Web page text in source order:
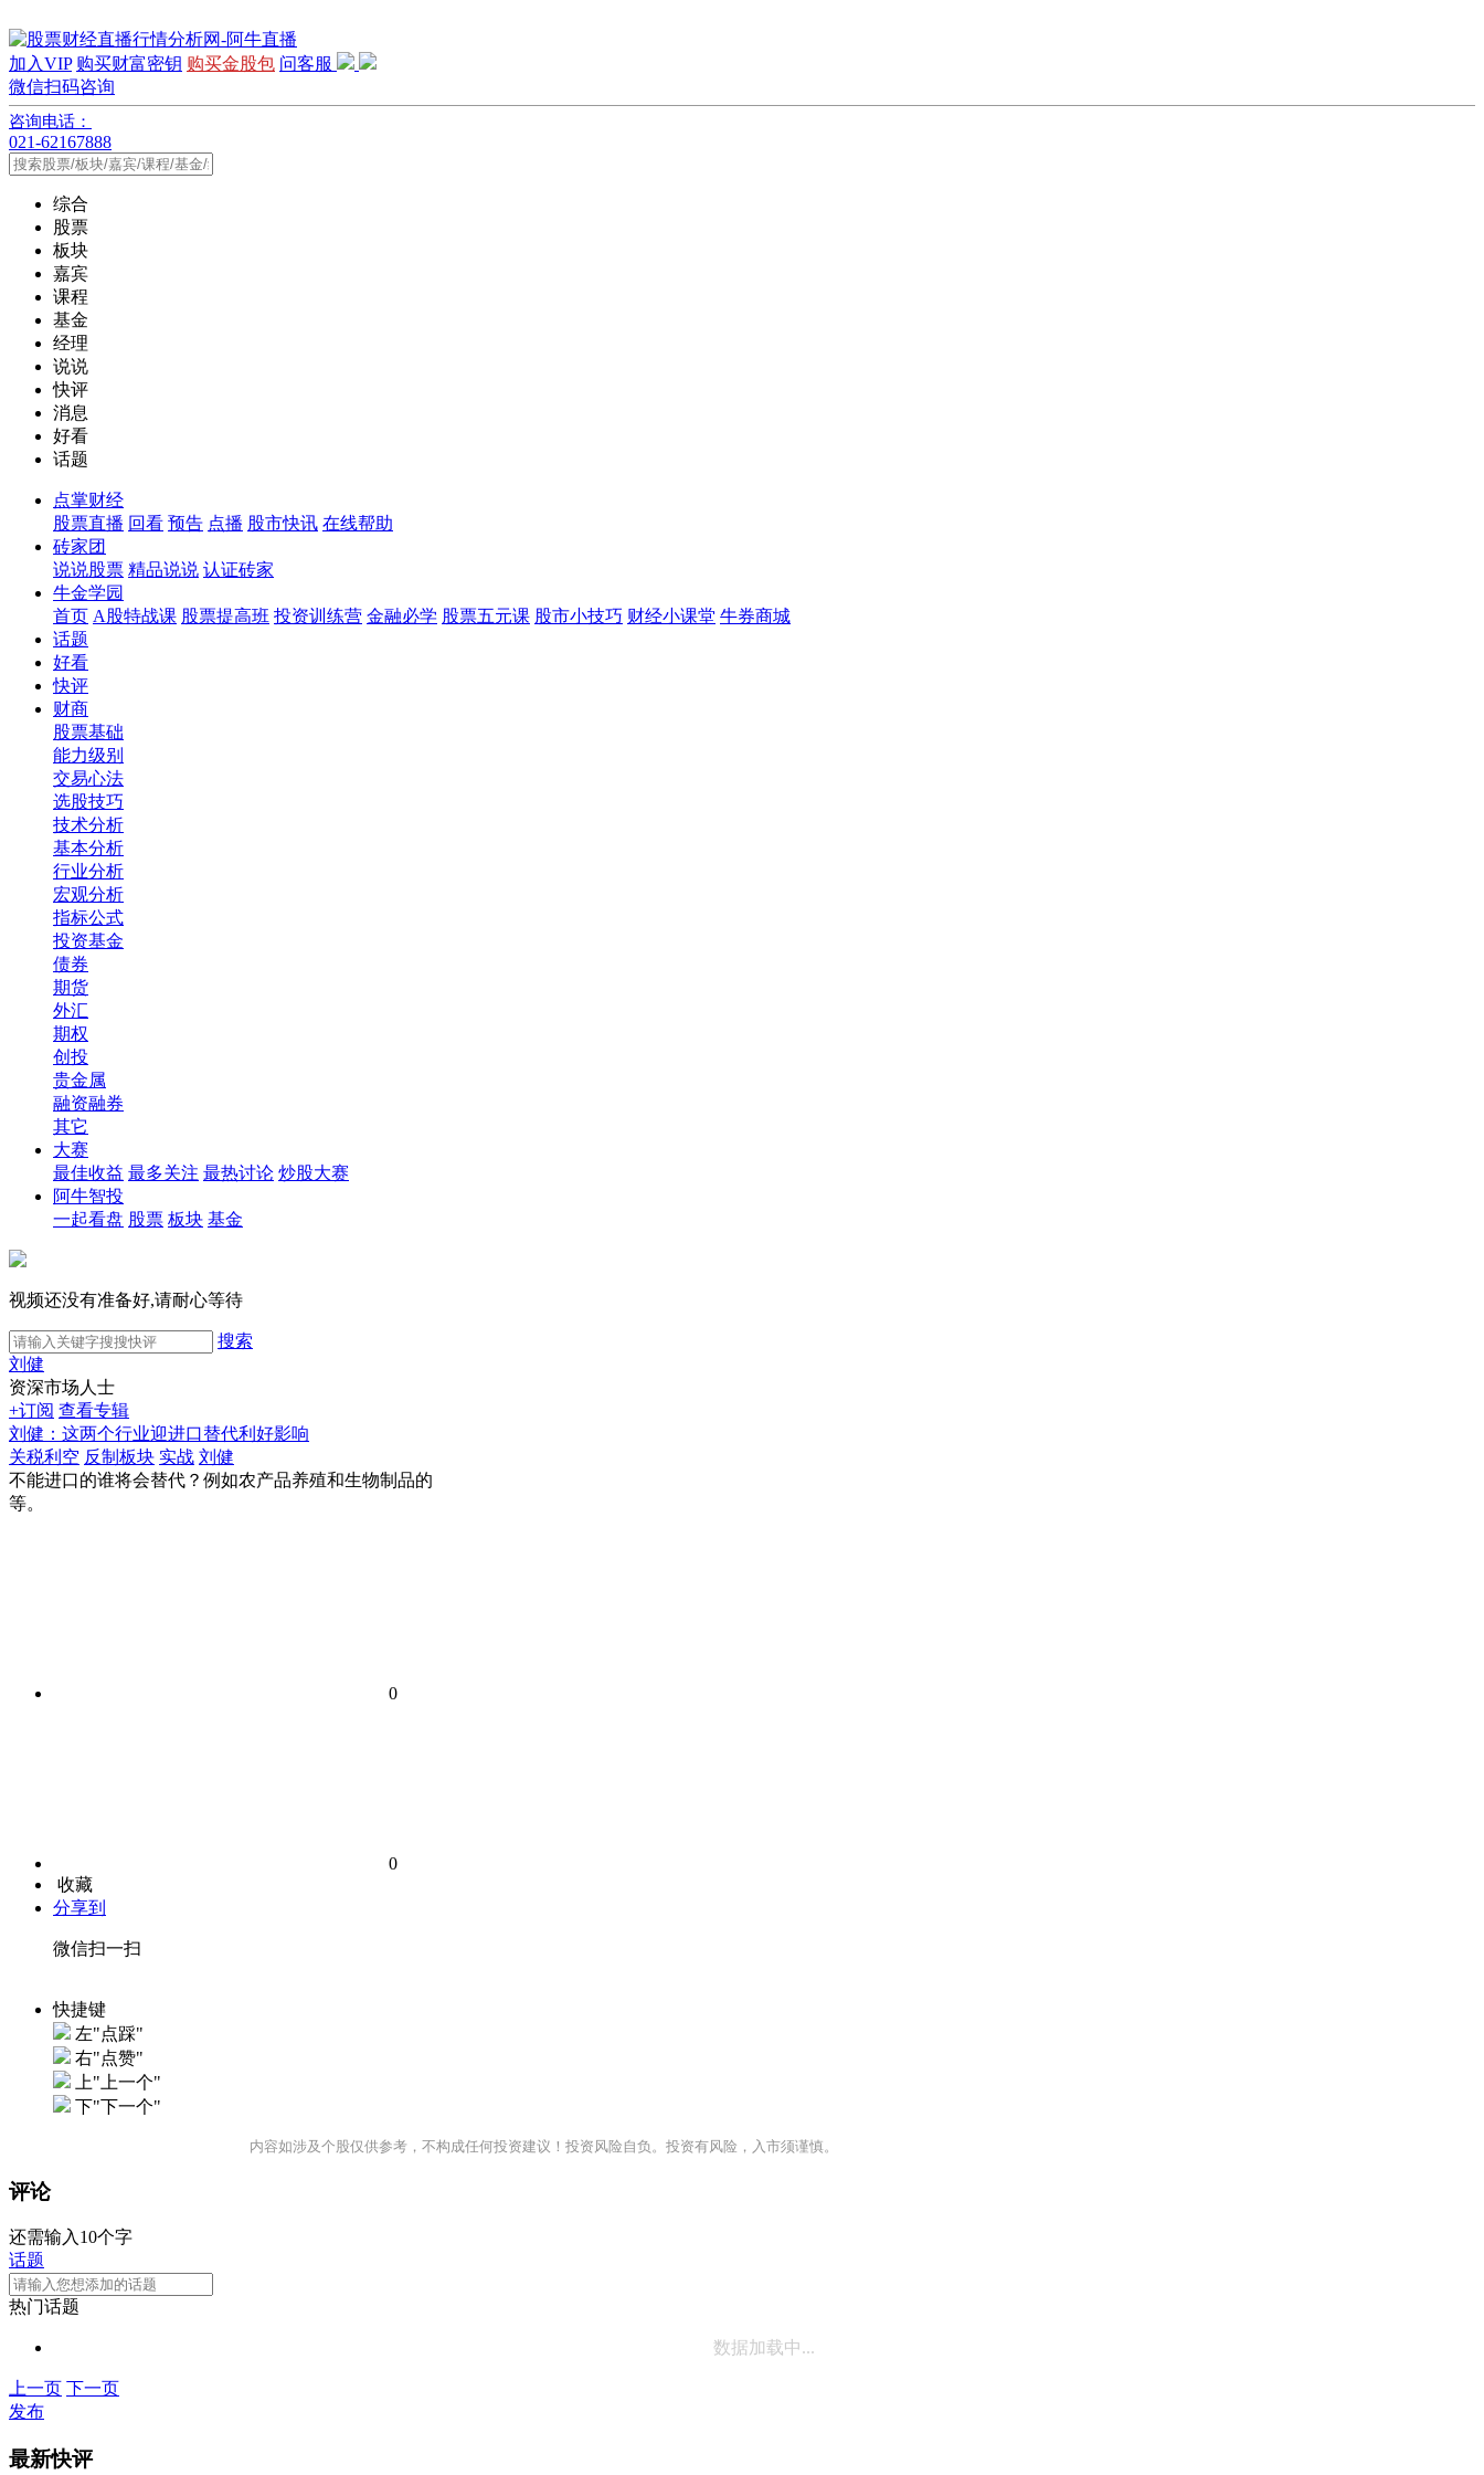
加入VIP 购买财富密钥 购买金股包 问客服
微信扫码咨询
咨询电话：
021-62167888
综合
股票
板块
嘉宾
课程
基金
经理
说说
快评
消息
好看
话题
点掌财经
股票直播 回看 预告 点播 股市快讯 在线帮助
砖家团
说说股票 精品说说 认证砖家
牛金学园
首页 A股特战课 股票提高班 投资训练营 金融必学 股票五元课 股市小技巧 财经小课堂 牛券商城
话题
好看
快评
财商
股票基础
能力级别
交易心法
选股技巧
技术分析
基本分析
行业分析
宏观分析
指标公式
投资基金
债券
期货
外汇
期权
创投
贵金属
融资融券
其它
大赛
最佳收益 最多关注 最热讨论 炒股大赛
阿牛智投
一起看盘 股票 板块 基金
视频还没有准备好,请耐心等待
搜索
刘健
资深市场人士
+订阅 查看专辑
刘健：这两个行业迎进口替代利好影响
关税利空 反制板块 实战 刘健
不能进口的谁将会替代？例如农产品养殖和生物制品的
等。
0
0
收藏
分享到
微信扫一扫
快捷键
左"点踩"
右"点赞"
上"上一个"
下"下一个"
内容如涉及个股仅供参考，不构成任何投资建议！投资风险自负。投资有风险，入市须谨慎。
评论
还需输入10个字
话题
热门话题
数据加载中...
上一页 下一页
发布
最新快评